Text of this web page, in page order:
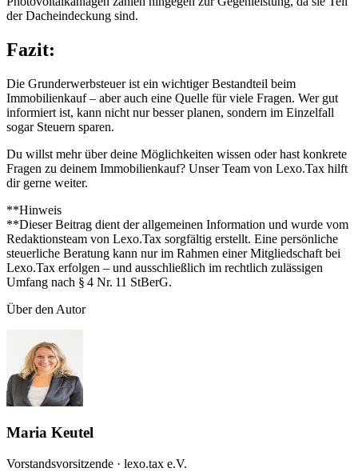
der Dacheindeckung sind.
Fazit:
Die Grunderwerbsteuer ist ein wichtiger Bestandteil beim
Immobilienkauf – aber auch eine Quelle für viele Fragen. Wer gut
informiert ist, kann nicht nur besser planen, sondern im Einzelfall
sogar Steuern sparen.
Du willst mehr über deine Möglichkeiten wissen oder hast konkrete
Fragen zu deinem Immobilienkauf? Unser Team von Lexo.Tax hilft
dir gerne weiter.
**Hinweis
**Dieser Beitrag dient der allgemeinen Information und wurde vom
Redaktionsteam von Lexo.Tax sorgfältig erstellt. Eine persönliche
steuerliche Beratung kann nur im Rahmen einer Mitgliedschaft bei
Lexo.Tax erfolgen – und ausschließlich im rechtlich zulässigen
Umfang nach § 4 Nr. 11 StBerG.
Über den Autor
Maria Keutel
Vorstandsvorsitzende · lexo.tax e.V.